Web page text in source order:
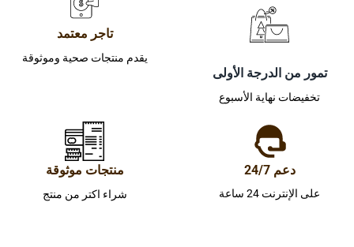
تمور من الدرجة الأولى
تخفيضات نهاية الأسبوع
تاجر معتمد
يقدم منتجات صحية وموثوقة
دعم 24/7
على الإنترنت 24 ساعة
منتجات موثوقة
شراء اكتر من منتج